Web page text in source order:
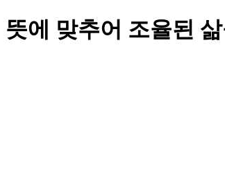
에 맞추어 조율된